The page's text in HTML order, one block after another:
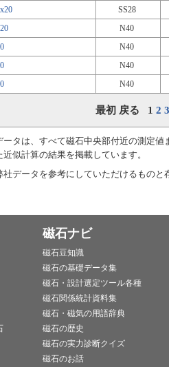
SS28
N40
N40
N40
N40
最初 戻る 1 2 3
タは、すべて磁石中央部付近の測定
似計算の結果を掲載しています。
データを参考にしていただけるものと
磁石ナビ
磁石豆知識
磁石の基礎データ集
磁石・設計選定ツール各種
磁石関係統計資料集
磁石・磁気の用語辞典
磁石の歴史
磁石の実力診断クイズ
磁石のお話